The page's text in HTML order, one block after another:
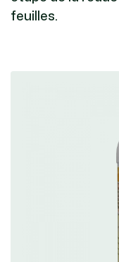
feuilles.